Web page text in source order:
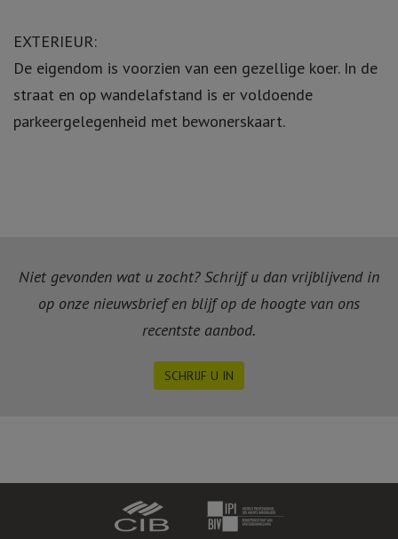
EXTERIEUR:
De eigendom is voorzien van een gezellige koer. In de
straat en op wandelafstand is er voldoende
parkeergelegenheid met bewonerskaart.
Niet gevonden wat u zocht? Schrijf u dan vrijblijvend in
op onze nieuwsbrief en blijf op de hoogte van ons
recentste aanbod.
SCHRIJF U IN